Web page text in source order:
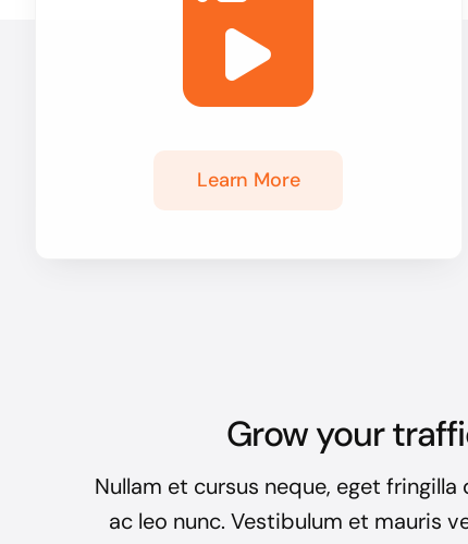
Learn More
Grow your
Nullam et cursus neque, eget
ac leo nunc. Vestibulum et mauris